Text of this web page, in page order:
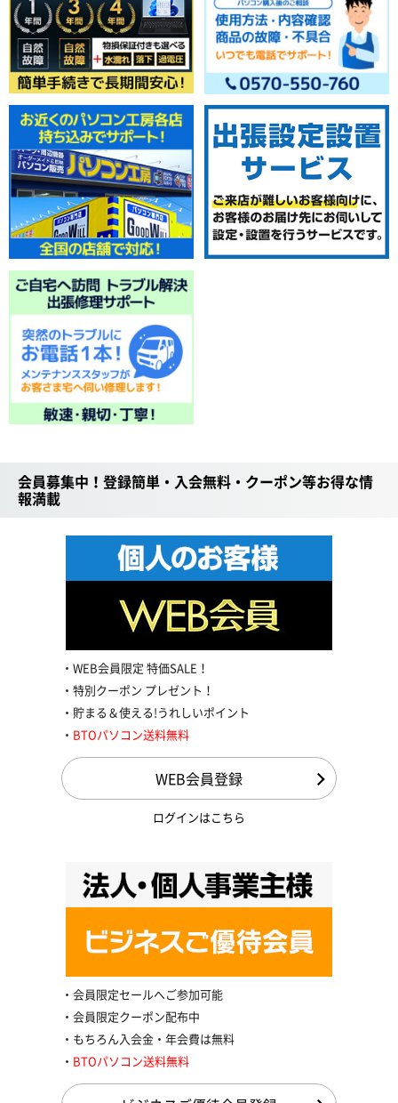
会員募集中！登録簡単・入会無料・クーポン等お得な情
報満載
WEB会員限定 特価SALE！
特別クーポン プレゼント！
貯まる＆使える!うれしいポイント
BTOパソコン送料無料
WEB会員登録
ログインはこちら
会員限定セールへご参加可能
会員限定クーポン配布中
もちろん入会金・年会費は無料
BTOパソコン送料無料